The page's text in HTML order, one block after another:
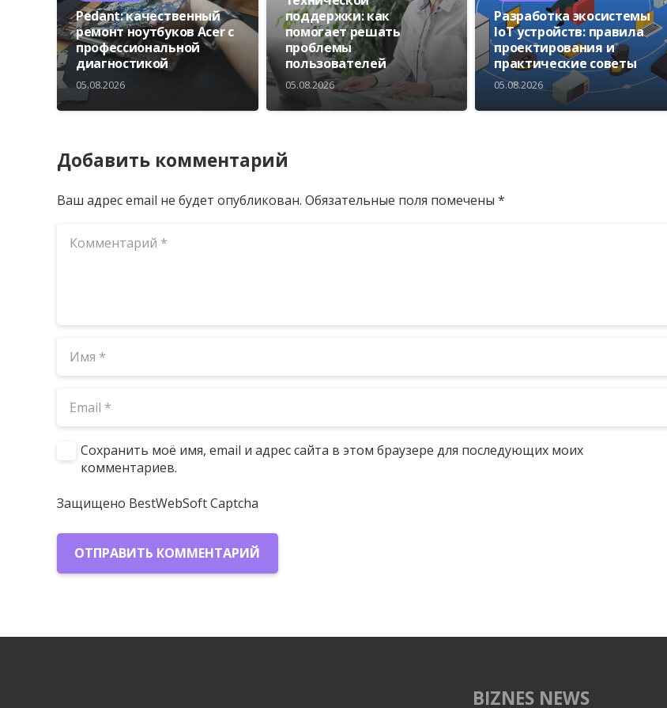
Pedant: качественный
ремонт ноутбуков Acer с
профессиональной
диагностикой
05.08.2026
поддержки: как
помогает решать
проблемы
пользователей
05.08.2026
Разработка экосистемы
IoT устройств: правила
проектирования и
практические советы
05.08.2026
Добавить комментарий
Ваш адрес email не будет опубликован. Обязательные поля помечены *
Сохранить моё имя, email и адрес сайта в этом браузере для последующих моих
комментариев.
Защищено BestWebSoft Captcha
ОТПРАВИТЬ КОММЕНТАРИЙ
BIZNES NEWS